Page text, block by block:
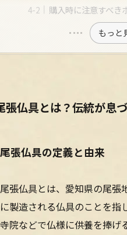
購入時に注意すべき
もっと
張仏具とは？伝統が息
尾張仏具の定義と由来
尾張仏具とは、愛知県の尾張
に製造される仏具のことを指
寺院などで仏様に供養を捧げ